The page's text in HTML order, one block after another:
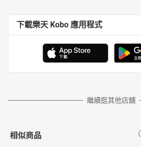
下載樂天 Kobo 應用程式
繼續逛其他店舖
相似商品